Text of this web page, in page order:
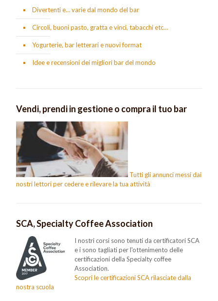
Divertenti e… varie dal mondo del bar
Circoli, buoni pasto, gratta e vinci, tabacchi etc…
Yogurterie, bar letterari e nuovi format
Idee e recensioni dei migliori bar del mondo
Vendi, prendi in gestione o compra il tuo bar
Tutti gli annunci messi dai
nostri lettori per cedere e rilevare la tua attività
SCA, Specialty Coffee Association
I nostri corsi sono tenuti da certificatori SCA
e i sono tagliati per l'ottenimento delle
certificazioni della Specialty coffee
Association.
Scopri le certificazioni SCA rilasciate dalla
nostra scuola